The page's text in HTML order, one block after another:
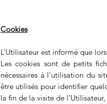
Cookies
L’Utilisateur est informé que
Les cookies sont de petits
nécessaires à l’utilisation du
être utilisés pour identifier
la fin de la visite de l’Utilisateur,